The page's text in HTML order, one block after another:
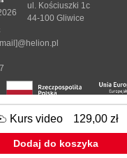
Kurs video 129,00 zł
Dodaj do koszyka
Tonik.pl
ul. Kościuszki 1c
44-100 Gliwice